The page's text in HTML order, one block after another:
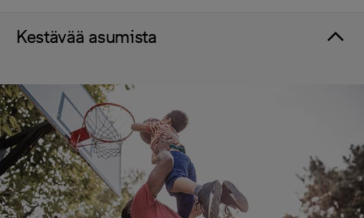
Kestävää asumista